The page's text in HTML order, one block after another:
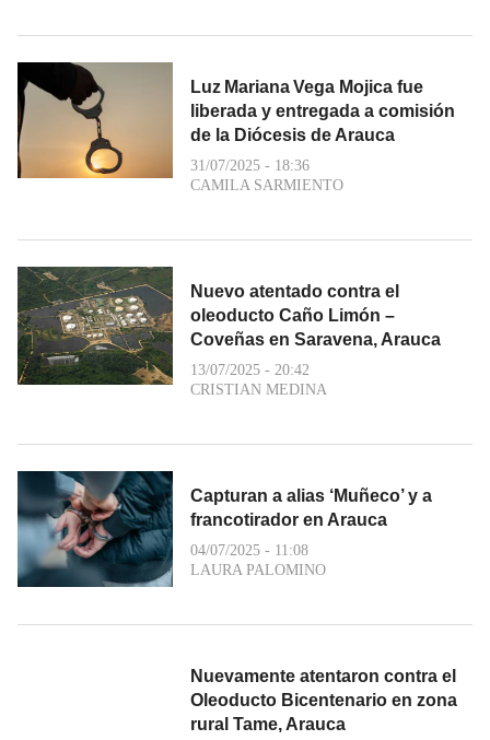
Luz Mariana Vega Mojica fue
liberada y entregada a comisión
de la Diócesis de Arauca
31/07/2025 - 18:36
CAMILA SARMIENTO
Nuevo atentado contra el
oleoducto Caño Limón –
Coveñas en Saravena, Arauca
13/07/2025 - 20:42
CRISTIAN MEDINA
Capturan a alias ‘Muñeco’ y a
francotirador en Arauca
04/07/2025 - 11:08
LAURA PALOMINO
Nuevamente atentaron contra el
Oleoducto Bicentenario en zona
rural Tame, Arauca